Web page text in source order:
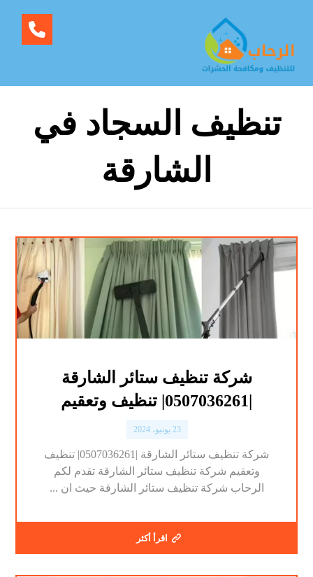
تنظيف السجاد في
الشارقة
شركة تنظيف ستائر الشارقة
23 يونيو، 2024
شركة تنظيف ستائر الشارقة |0507036261| تنظيف
وتعقيم شركة تنظيف ستائر الشارقة تقدم لكم
الرحاب شركة تنظيف ستائر الشارقة حيث ان ...
اقرأ أكثر